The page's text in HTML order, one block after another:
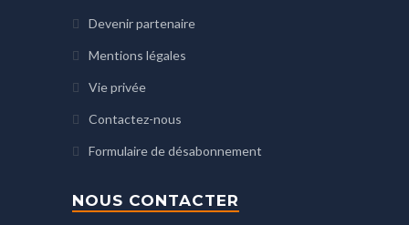
Devenir partenaire
Mentions légales
Vie privée
Contactez-nous
Formulaire de désabonnement
NOUS CONTACTER